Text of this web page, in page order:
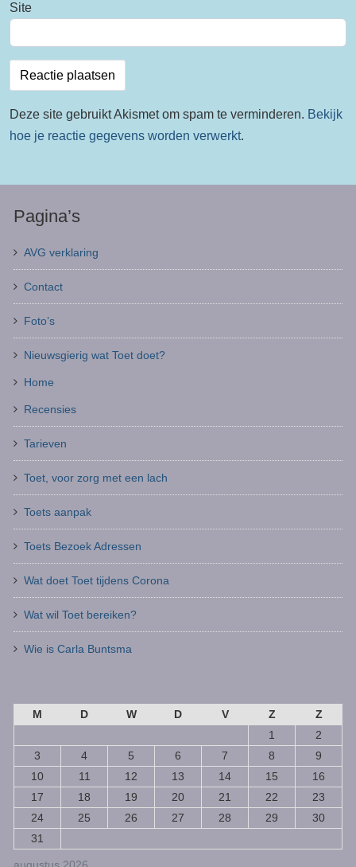
Site
Deze site gebruikt Akismet om spam te verminderen. Bekijk
hoe je reactie gegevens worden verwerkt.
Pagina’s
AVG verklaring
Contact
Foto’s
Nieuwsgierig wat Toet doet?
Home
Recensies
Tarieven
Toet, voor zorg met een lach
Toets aanpak
Toets Bezoek Adressen
Wat doet Toet tijdens Corona
Wat wil Toet bereiken?
Wie is Carla Buntsma
M D W D V Z
Z
1
2
3
4 5 6 7 8
9
10
11 12 13 14 15
16
17
18 19 20 21 22
23
24
25 26 27 28 29
30
31